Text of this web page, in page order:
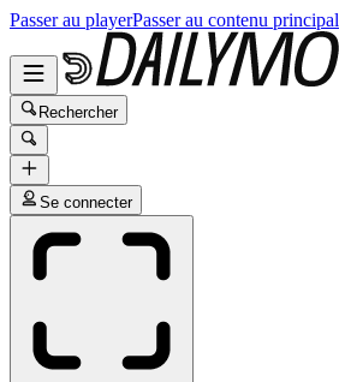
Passer au playerPasser au contenu principal
Rechercher
Se connecter